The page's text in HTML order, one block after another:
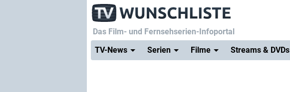
Das Film- und Fernsehserien-Infoportal
TV-News
Serien Filme Streams & DVDs